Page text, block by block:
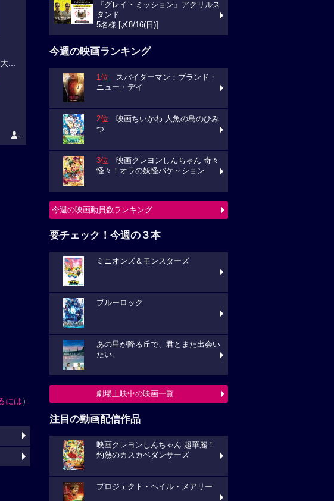
...
-
には）
『グレイ・ミッション』アクリルス
タンド
5名様 [〆8/16(日)]
今週の映画ランキング
1位 スパイダーマン：ブランド・
ニュー・デイ
2位 映画ちいかわ 人魚の島のひみ
つ
3位 映画クレヨンしんちゃん 奇々
怪々！オラの妖怪バケ～ション
今週の映画動員数ランキング
要チェック！今週の３本
ミニオンズ＆モンスターズ
ブルーロック
あの星が降る丘で、君とまた出会い
たい。
劇場上映中の映画一覧
注目の動画配信作品
映画クレヨンしんちゃん 超華麗！
灼熱のカスカベダンサーズ
プロジェクト・ヘイル・メアリー